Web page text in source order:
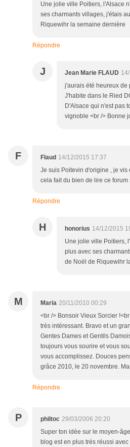
Une jolie ville Poitiers, l'Alsace
ses charmants villages, j'étais
Riquewihr la semaine dernière
Répondre
J Jean Marie FLAUD
j'aurais été heureux de
J'habite dans le Ried
D'Alsace qui n'est pas
vignoble <br /> Bonne
F Flaud 14/12/2015 17:37
Je suis Poitevin d'origine , je vis
cela fait du bien de lire ce
Répondre
H honorius 14/12/2015
Une jolie ville Poitiers,
plus avec ses
de Noël de Riquewihr
M Maria 20/11/2010 00:29
<br /> Bonsoir Vieux Sorcier
très intéressant. Bravo et un
Gentes Dames et Gentils
toujours vous sourire et vous
vous accomplissez. Douces
grâce 2010, le 20 novembre.
Répondre
P philtoc 29/03/2006 20:20
Super ton idée sur le moyen-
blog est en plus trés réussi